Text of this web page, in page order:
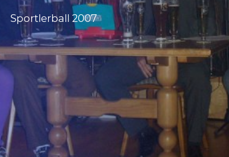
Sportlerball 2007